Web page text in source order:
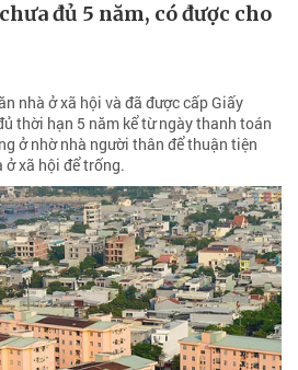
đủ 5 năm, có được cho
nhà ở xã hội và đã được cấp Giấy
thời hạn 5 năm kể từ ngày thanh toán
ở nhờ nhà người thân để thuận tiện
ở xã hội để trống.